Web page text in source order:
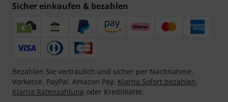
Sicher einkaufen & bezahlen
Bezahlen Sie vertraulich und sicher per Nachnahme,
Vorkasse, PayPal, Amazon Pay, Klarna Sofort bezahlen,
Klarna Ratenzahlung oder Kreditkarte.